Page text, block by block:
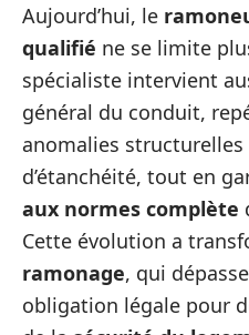
Aujourd’hui, le
qualifié ne se limite
spécialiste intervient
général du conduit,
anomalies
d’étanchéité, tout en
aux normes complète
Cette évolution a
ramonage, qui
obligation légale pour